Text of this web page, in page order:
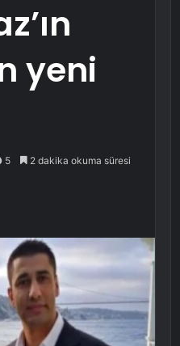
yeni
5 2 dakika okuma süresi